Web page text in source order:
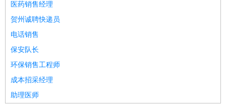
医药销售经理
贺州诚聘快递员
电话销售
保安队长
环保销售工程师
成本招采经理
助理医师